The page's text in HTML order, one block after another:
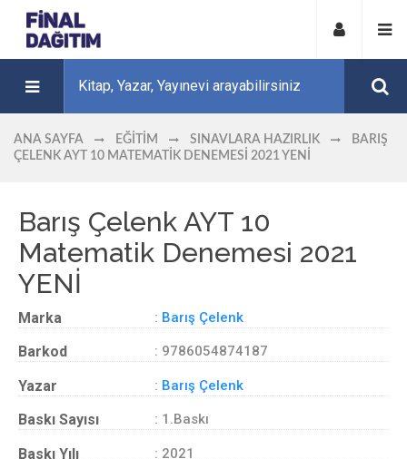
ANA SAYFA EĞITIM SINAVLARA HAZIRLIK
BARIŞ
ÇELENK AYT 10 MATEMATIK DENEMESI 2021 YENİ
Barış Çelenk AYT 10
Matematik Denemesi 2021
YENİ
Marka : Barış Çelenk
Barkod : 9786054874187
Yazar : Barış Çelenk
Baskı Sayısı : 1.Baskı
Baskı Yılı : 2021